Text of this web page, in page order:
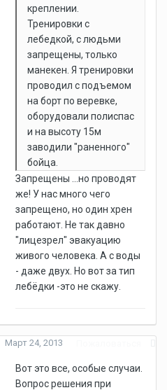
креплении.
Тренировки с
лебедкой, с людьми
запрещены, только
манекен. Я тренировки
проводил с подъемом
на борт по веревке,
оборудовали полиспас
и на высоту 15м
заводили "раненного"
бойца.
Запрещены ...но проводят
же! У нас много чего
запрещено, но один хрен
работают. Не так давно
"лицезрел" эвакуацию
живого человека. А с воды
- даже двух. Но вот за тип
лебёдки -это не скажу.
Март 24, 2013
Вот это все, особые случаи.
Вопрос решения при